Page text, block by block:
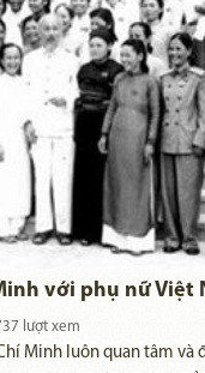
đời đấu tranh cho mục
xã hội và giải phóng
với phụ nữ Việt
lượt xem
Minh luôn quan tâm và